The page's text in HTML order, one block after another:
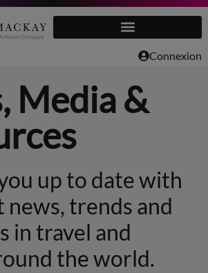
Connexion
Media &
up to date with
news, trends and
in travel and
the world.